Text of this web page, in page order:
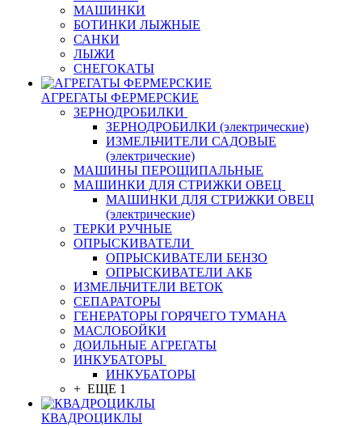
МАШИНКИ
БОТИНКИ ЛЫЖНЫЕ
САНКИ
ЛЫЖИ
СНЕГОКАТЫ
АГРЕГАТЫ ФЕРМЕРСКИЕ
ЗЕРНОДРОБИЛКИ
ЗЕРНОДРОБИЛКИ (электрические)
ИЗМЕЛЬЧИТЕЛИ САДОВЫЕ
(электрические)
МАШИНЫ ПЕРОЩИПАЛЬНЫЕ
МАШИНКИ ДЛЯ СТРИЖКИ ОВЕЦ
МАШИНКИ ДЛЯ СТРИЖКИ ОВЕЦ
(электрические)
ТЕРКИ РУЧНЫЕ
ОПРЫСКИВАТЕЛИ
ОПРЫСКИВАТЕЛИ БЕНЗО
ОПРЫСКИВАТЕЛИ АКБ
ИЗМЕЛЬЧИТЕЛИ ВЕТОК
СЕПАРАТОРЫ
ГЕНЕРАТОРЫ ГОРЯЧЕГО ТУМАНА
МАСЛОБОЙКИ
ДОИЛЬНЫЕ АГРЕГАТЫ
ИНКУБАТОРЫ
ИНКУБАТОРЫ
+ ЕЩЕ 1
КВАДРОЦИКЛЫ